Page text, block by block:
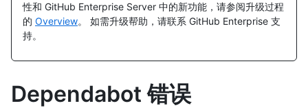
性和 GitHub Enterprise Server 中的新功能，请参阅升级过程
的 Overview。 如需升级帮助，请联系 GitHub Enterprise 支
持。
Dependabot 错误